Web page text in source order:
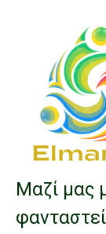
περιεχόμενο
Μαζί μας